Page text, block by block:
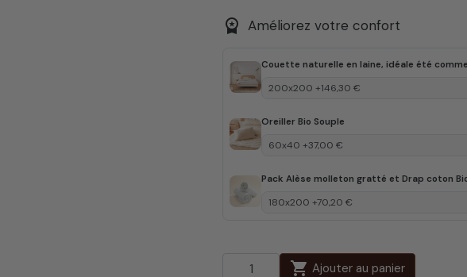
workspace_premium Améliorez votre confort
Couette naturelle en laine, idéale été
Oreiller Bio Souple
Pack Alèse molleton gratté et Drap coton
shopping_cart Ajouter au panier